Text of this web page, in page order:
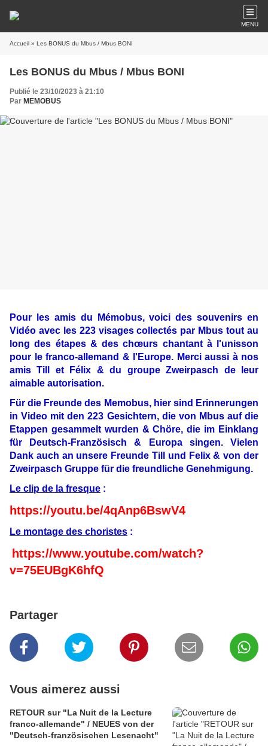
MENU
Accueil » Les BONUS du Mbus / Mbus BONI
Les BONUS du Mbus / Mbus BONI
Publié le 23/10/2023 à 21:10
Par MEMOBUS
Pour les amis du Mémobus, voici des souvenirs en
Vidéo avec les 223 visages collectés par Mbus tout au
long des étapes & des chœurs chantant à l'unisson
pour le franco-allemand & l'Europe. Merci aussi à nos
amis Till et Félix & du groupe Zweirpasch de leur
aimable autorisation.
Für die Freunde des Memobus, hier sind Erinnerungen
in Video mit den 223 Gesichtern, die von Mbus auf die
Etappen gesammelt wurden & Chöre, die im Einklang
für Deutsch-Französisch & Europa singen. Vielen
Dank auch an unsere Freunde Till und Felix & von der
Zweirpasch Gruppe für die freundliche Genehmigung.
Le clip de la fresque :
https://youtu.be/4qAnp6BswV4
Le montage des choristes :
https://www.youtube.com/watch?
v=75EUBgK6hfQ
Partager
Vous aimerez aussi
RETOUR sur "La Nuit de la Lecture
franco-allemande" / NEUES von der
"Deutsch-französischen Lesenacht"